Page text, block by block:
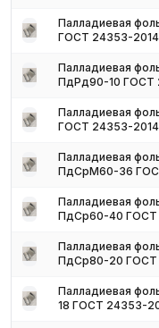
Палладиевая
ГОСТ 24353-2014
Палладиевая
ПдРд90-10 ГОСТ
Палладиевая
ГОСТ 24353-2014
Палладиевая
ПдСрМ60-36
Палладиевая
ПдСр60-40 ГОСТ
Палладиевая
ПдСр80-20 ГОСТ
Палладиевая
18 ГОСТ 24353-